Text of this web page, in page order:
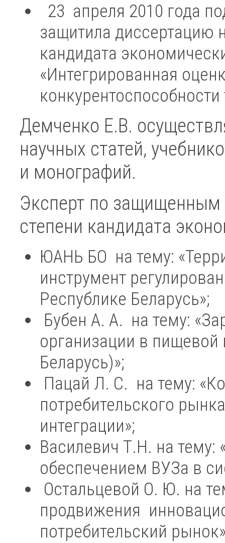
23 апреля 2010 года
защитила диссертацию
кандидата
«Интегрированная
Демченко Е.В.
научных статей,
и монографий.
Эксперт по защищенным
степени кандидата
ЮАНЬ БО на тему:
инструмент
Республике Беларусь»;
Бубен А. А. на тему:
организации в
Беларусь)»;
Пацай Л. С. на тему:
потребительского
интеграции»;
Василевич Т.Н. на
обеспечением ВУЗа в
Остальцевой О. Ю. на
продвижения
потребительский